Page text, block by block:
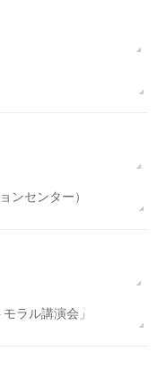
ンセンター）
ラル講演会」